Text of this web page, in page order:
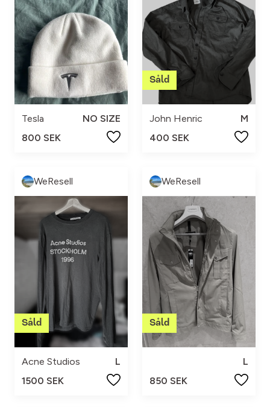
Tesla
NO SIZE
800 SEK
John Henric
M
400 SEK
WeResell
Acne Studios
L
1500 SEK
WeResell
L
850 SEK